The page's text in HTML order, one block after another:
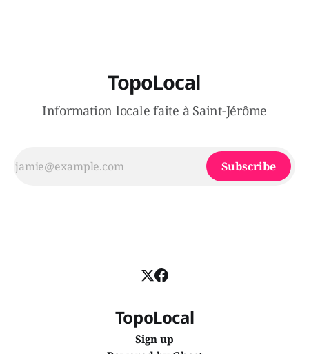
TopoLocal
Information locale faite à Saint-Jérôme
Subscribe
TopoLocal
Sign up